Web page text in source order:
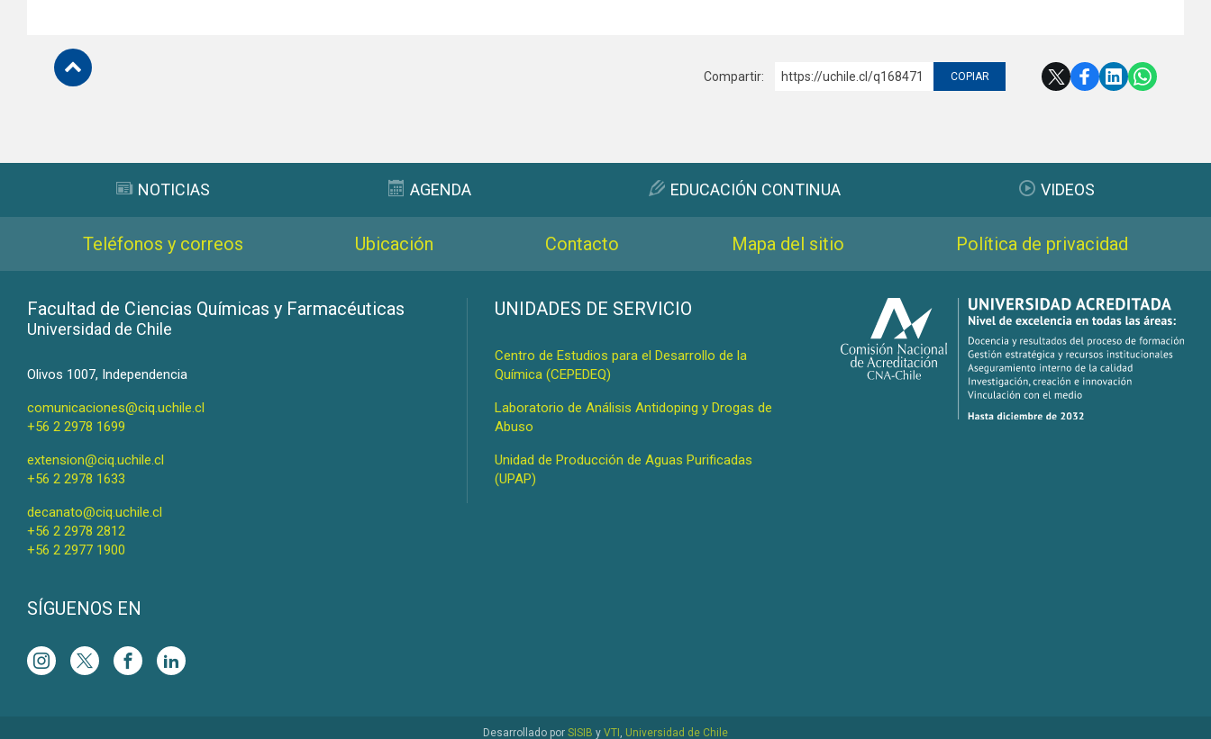
Compartir: https://uchile.cl/q168471 COPIAR
NOTICIAS AGENDA EDUCACIÓN CONTINUA VIDEOS
Teléfonos y correos Ubicación Contacto Mapa del sitio Política de privacidad
Facultad de Ciencias Químicas y Farmacéuticas
Universidad de Chile
Olivos 1007, Independencia
comunicaciones@ciq.uchile.cl
+56 2 2978 1699
extension@ciq.uchile.cl
+56 2 2978 1633
decanato@ciq.uchile.cl
+56 2 2978 2812
+56 2 2977 1900
SÍGUENOS EN
UNIDADES DE SERVICIO
Centro de Estudios para el Desarrollo de la
Química (CEPEDEQ)
Laboratorio de Análisis Antidoping y Drogas de
Abuso
Unidad de Producción de Aguas Purificadas
(UPAP)
Desarrollado por SISIB y VTI , Universidad de Chile